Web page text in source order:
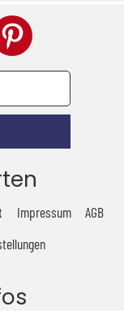
Impressum
AGB